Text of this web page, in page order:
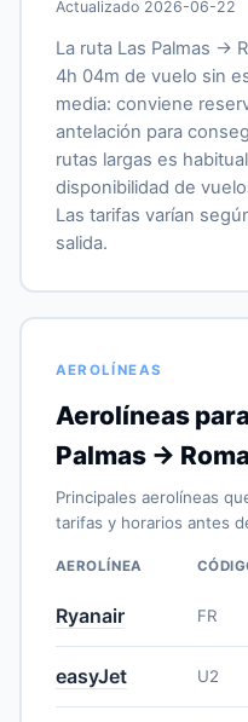
Actualizado 2026-06-22
La ruta Las Palmas →
4h 04m de vuelo sin
media: conviene
antelación para
rutas largas es
disponibilidad de
Las tarifas varían
salida.
AEROLÍNEAS
Aerolíneas
Palmas →
Principales aerolíneas
tarifas y horarios antes
AEROLÍNEA
Ryanair FR
easyJet U2